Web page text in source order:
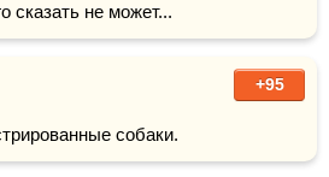
сказать не может...
+95
собаки.